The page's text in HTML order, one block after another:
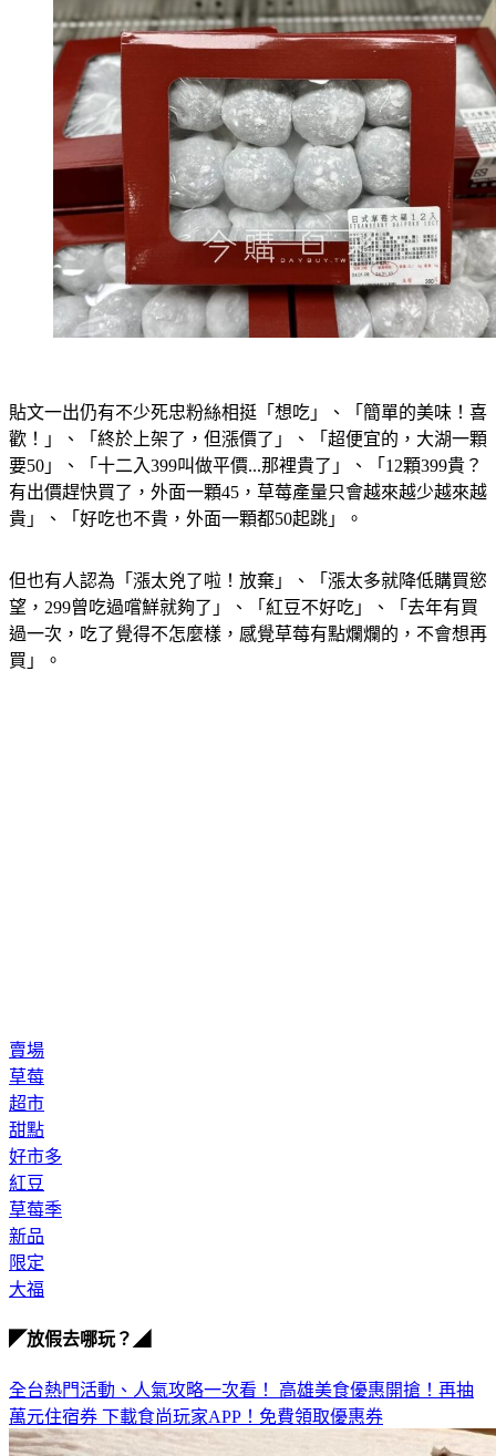
貼文一出仍有不少死忠粉絲相挺「想吃」、「簡單的美味！喜
歡！」、「終於上架了，但漲價了」、「超便宜的，大湖一顆
要50」、「十二入399叫做平價...那裡貴了」、「12顆399貴？
有出價趕快買了，外面一顆45，草莓產量只會越來越少越來越
貴」、「好吃也不貴，外面一顆都50起跳」。
但也有人認為「漲太兇了啦！放棄」、「漲太多就降低購買慾
望，299曾吃過嚐鮮就夠了」、「紅豆不好吃」、「去年有買
過一次，吃了覺得不怎麼樣，感覺草莓有點爛爛的，不會想再
買」。
賣場
草莓
超市
甜點
好市多
紅豆
草莓季
新品
限定
大福
◤放假去哪玩？◢
全台熱門活動、人氣攻略一次看！ 高雄美食優惠開搶！再抽
萬元住宿券 下載食尚玩家APP！免費領取優惠券